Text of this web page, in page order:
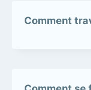
Comment